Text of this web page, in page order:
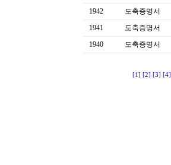
1942
도축증명서
1941
도축증명서
1940
도축증명서
[1] [2] [3] [4]